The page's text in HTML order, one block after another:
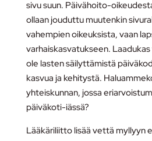
sivu suun. Päivähoito-
ollaan jouduttu muutenkin
vahempien oikeuksista, vaan
varhaiskasvatukseen.
ole lasten säilyttämistä
kasvua ja kehitystä.
yhteiskunnan, jossa
päiväkoti-iässä?
Lääkäriliitto lisää vettä myllyyn